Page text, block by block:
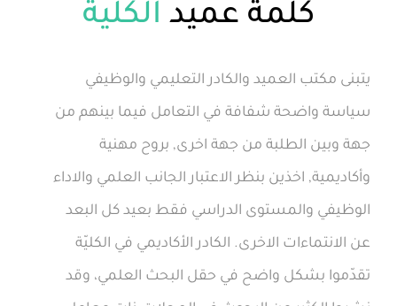
كلمة عميد الكلية
العميد والكادر التعليمي والوظيفي
شفافة في التعامل فيما بينهم من
الطلبة من جهة اخرى, بروح مهنية
اخذين بنظر الاعتبار الجانب العلمي والاداء
والمستوى الدراسي فقط بعيد كل البعد
الاخرى. الكادر الأكاديمي في الكليّة
واضح في حقل البحث العلمي، وقد